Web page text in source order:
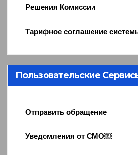
Решения Комиссии
Тарифное соглашение
Пользовательские
Отправить обращение
Уведомления от СМО￼